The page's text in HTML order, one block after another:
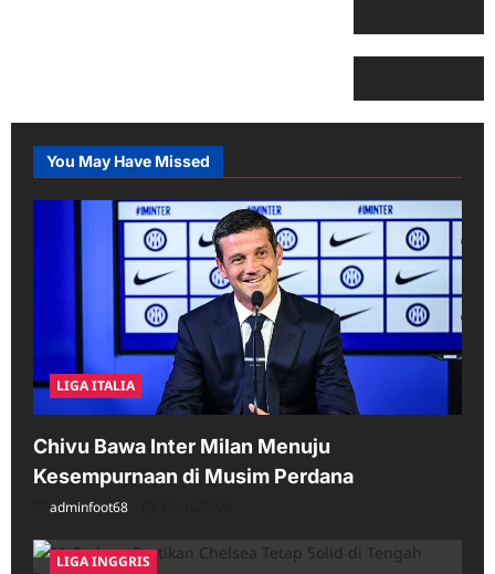
You May Have Missed
LIGA ITALIA
Chivu Bawa Inter Milan Menuju
Kesempurnaan di Musim Perdana
adminfoot68
LIGA INGGRIS